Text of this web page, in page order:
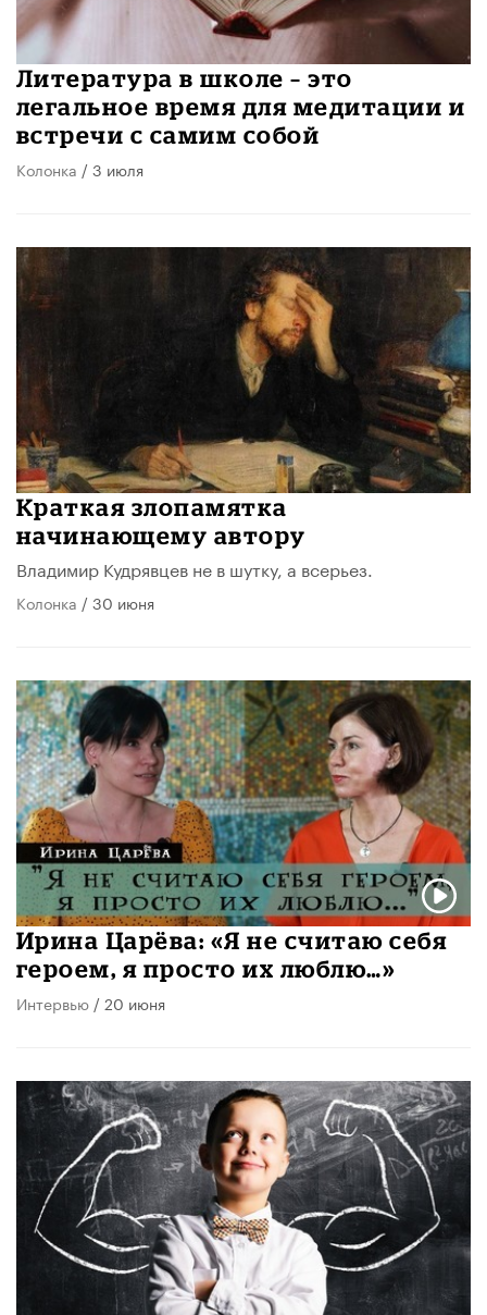
Литература в школе – это
легальное время для медитации и
встречи с самим собой
Колонка / 3 июля
Краткая злопамятка
начинающему автору
Владимир Кудрявцев не в шутку, а всерьез.
Колонка / 30 июня
Ирина Царёва: «Я не считаю себя
героем, я просто их люблю…»
Интервью / 20 июня